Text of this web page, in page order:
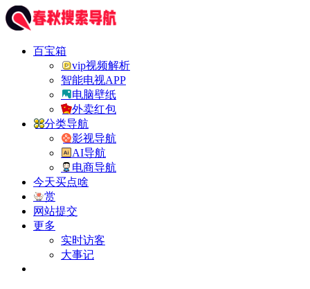
百宝箱
vip视频解析
智能电视APP
电脑壁纸
外卖红包
分类导航
影视导航
AI导航
电商导航
今天买点啥
赏
网站提交
更多
实时访客
大事记